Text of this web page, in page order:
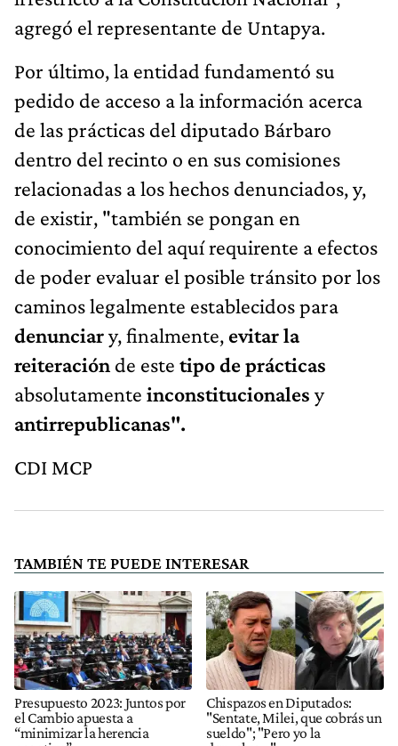
agregó el representante de Untapya.
Por último, la entidad fundamentó su
pedido de acceso a la información acerca
de las prácticas del diputado Bárbaro
dentro del recinto o en sus comisiones
relacionadas a los hechos denunciados, y,
de existir, "también se pongan en
conocimiento del aquí requirente a efectos
de poder evaluar el posible tránsito por los
caminos legalmente establecidos para
denunciary, finalmente, evitar la
reiteración de este tipo de prácticas
absolutamente inconstitucionales y
antirrepublicanas".
CDI MCP
TAMBIÉN TE PUEDE INTERESAR
Presupuesto 2023: Juntos por
el Cambio apuesta a
“minimizar la herencia
Chispazos en Diputados:
"Sentate, Milei, que cobrás un
sueldo"; "Pero yo la